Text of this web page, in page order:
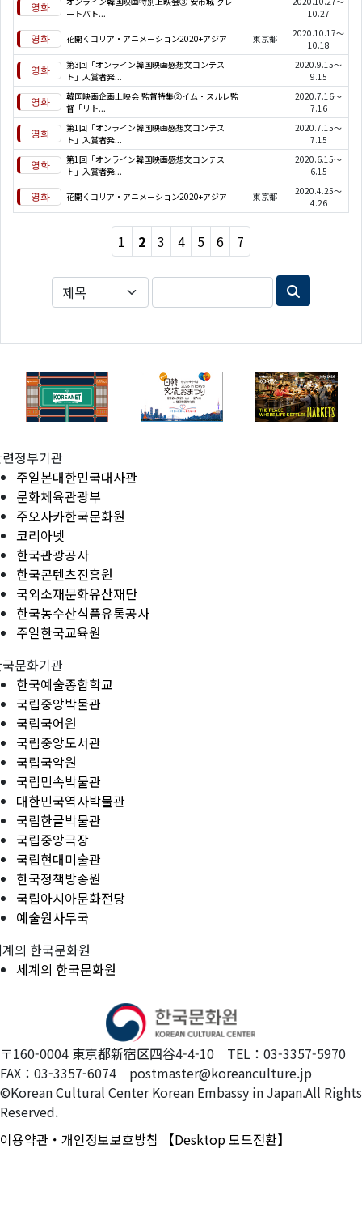
ートバト...
10.27
花開くコリア・アニメーション2020+アジア 東京都
2020.10.17～
10.18
第3回「オンライン韓国映画感想文コンテス
ト」入賞者発...
2020.9.15～
9.15
韓国映画企画上映会 監督特集②イム・スルレ監
督「リト...
2020.7.16～
7.16
第1回「オンライン韓国映画感想文コンテス
ト」入賞者発...
2020.7.15～
7.15
第1回「オンライン韓国映画感想文コンテス
ト」入賞者発...
2020.6.15～
6.15
花開くコリア・アニメーション2020+アジア 東京都
2020.4.25～
4.26
1 2 3 4 5 6 7
정부기관
주일본대한민국대사관
문화체육관광부
주오사카한국문화원
코리아넷
한국관광공사
한국콘텐츠진흥원
국외소재문화유산재단
한국농수산식품유통공사
주일한국교육원
문화기관
한국예술종합학교
국립중앙박물관
국립국어원
국립중앙도서관
국립국악원
국립민속박물관
대한민국역사박물관
국립한글박물관
국립중앙극장
국립현대미술관
한국정책방송원
국립아시아문화전당
예술원사무국
의 한국문화원
세계의 한국문화원
〒160-0004 東京都新宿区四谷4-4-10 TEL：03-3357-5970
FAX：03-3357-6074 postmaster@koreanculture.jp
©Korean Cultural Center Korean Embassy in Japan.All Rights
Reserved.
이용약관・개인정보보호방침
【Desktop 모드전환】